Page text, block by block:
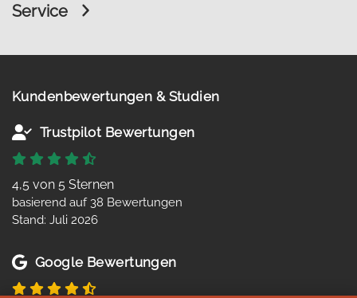
Service
Kundenbewertungen & Studien
Trustpilot Bewertungen
4,5 von 5 Sternen
basierend auf 38 Bewertungen
Stand: Juli 2026
Google Bewertungen